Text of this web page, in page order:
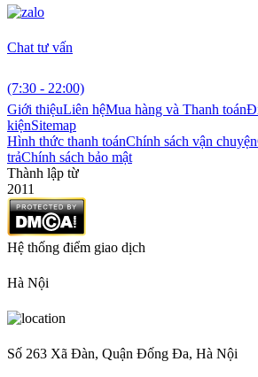
Chat tư vấn
(7:30 - 22:00)
Giới thiệuLiên hệMua hàng và Thanh toán
kiệnSitemap
Hình thức thanh toánChính sách vận chuyện
trảChính sách bảo mật
Thành lập từ
2011
Hệ thống điểm giao dịch
Hà Nội
Số 263 Xã Đàn, Quận Đống Đa, Hà Nội